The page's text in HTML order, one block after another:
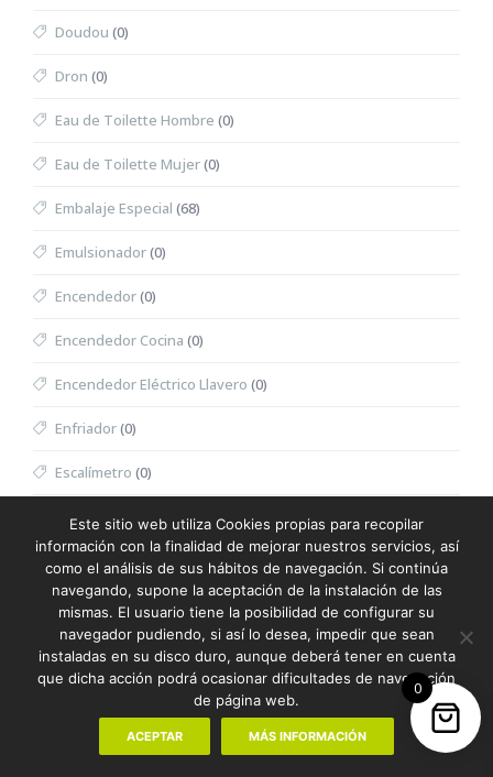
Doudou (0)
Dron (0)
Eau de Toilette Hombre (0)
Eau de Toilette Mujer(0)
Embalaje Especial (68)
Emulsionador(0)
Encendedor(0)
Encendedor Cocina (0)
Encendedor Eléctrico Llavero (0)
Enfriador(0)
Escalímetro (0)
Escritura (387)
Escuadra (0)
Espátula Facial (0)
Especiero (0)
Espejo Multifunción
0
Este sitio web utiliza Cookies propias para recopilar
información con la finalidad de mejorar nuestros servicios, así
como el análisis de sus hábitos de navegación. Si continúa
navegando, supone la aceptación de la instalación de las
mismas. El usuario tiene la posibilidad de configurar su
navegador pudiendo, si así lo desea, impedir que sean
instaladas en su disco duro, aunque deberá tener en cuenta
que dicha acción podrá ocasionar dificultades de navegación
de página web.
ACEPTAR MÁS INFORMACIÓN